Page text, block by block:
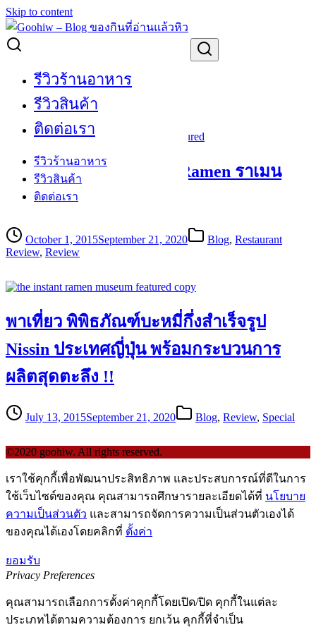
Skip to content
รีวิวร้านอาหาร
รีวิวสินค้า
ติดต่อเรา
รีวิวร้านอาหาร
รีวิวสินค้า
ติดต่อเรา
Search for:
Osaka
[Review] พาชิม Ichiran Ramen ราเมน
ห้องสอบ สาขา Osaka กัน
October 1, 2015September 21, 2020 Blog, Restaurant
Review, Review
พาเที่ยว พิพิธภัณฑ์บะหมี่กึ่งสำเร็จรูป
Nissin ประเทศญี่ปุ่น พร้อมกระบวนการ
ผลิตสุดตะลึง !!
July 13, 2015September 21, 2020 Blog, Review, Special
©2020 goohiw. All rights reserved.
เราใช้คุกกี้เพื่อพัฒนาประสิทธิภาพ และประสบการณ์ที่ดีในการ
ใช้เว็บไซต์ของคุณ คุณสามารถศึกษารายละเอียดได้ที่ นโยบาย
ความเป็นส่วนตัว และสามารถจัดการความเป็นส่วนตัวเองได้
ของคุณได้เองโดยคลิกที่ ตั้งค่า
ยอมรับ
Privacy Preferences
คุณสามารถเลือกการตั้งค่าคุกกี้โดยเปิด/ปิด คุกกี้ในแต่ละ
ประเภทได้ตามความต้องการ ยกเว้น คุกกี้ที่จำเป็น